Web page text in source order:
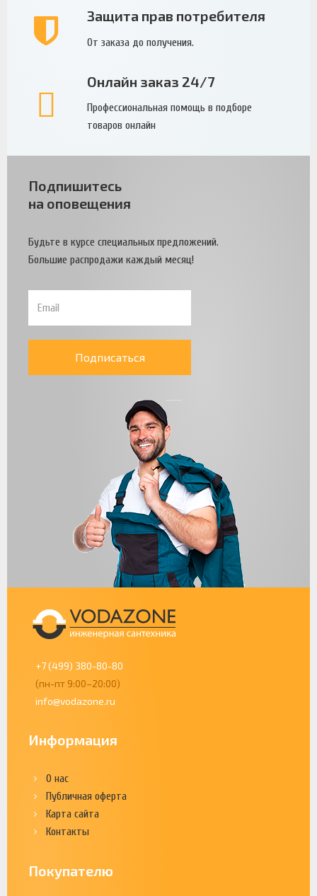
Защита прав потребителя
От заказа до получения.
Онлайн заказ 24/7
Профессиональная помощь в подборе
товаров онлайн
Подпишитесь
на оповещения
Будьте в курсе специальных предложений.
Большие распродажи каждый месяц!
Подписаться
+7 (499) 380-80-80
(пн-пт 9:00–20:00)
info@vodazone.ru
Информация
О нас
Публичная оферта
Карта сайта
Контакты
Покупателю